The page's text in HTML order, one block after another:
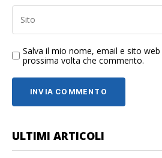
Salva il mio nome, email e sito
prossima volta che commento.
ULTIMI ARTICOLI